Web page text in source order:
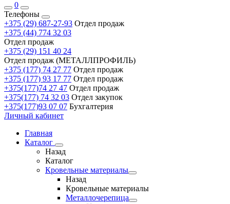
0
Телефоны
+375 (29) 687-27-93 Отдел продаж
+375 (44) 774 32 03
Отдел продаж
+375 (29) 151 40 24
Отдел продаж (МЕТАЛЛПРОФИЛЬ)
+375 (177) 74 27 77 Отдел продаж
+375 (177) 93 17 77 Отдел продаж
+375(177)74 27 47 Отдел продаж
+375(177) 74 32 03 Отдел закупок
+375(177)93 07 07 Бухгалтерия
Личный кабинет
Главная
Каталог
Назад
Каталог
Кровельные материалы
Назад
Кровельные материалы
Металлочерепица